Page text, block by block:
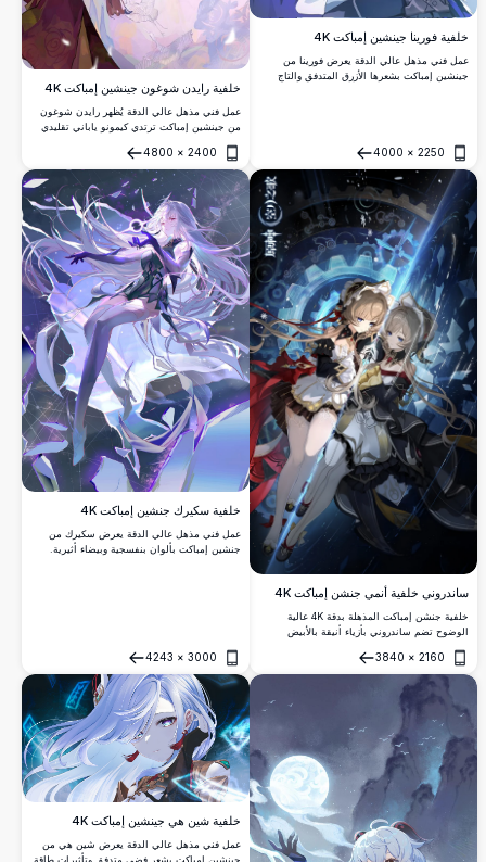
خلفية فورينا جينشين إمباكت 4K
عمل فني مذهل عالي الدقة يعرض فورينا من
جينشين إمباكت بشعرها الأزرق المتدفق والتاج
2250
×
4000
فتح
خلفية رايدن شوغون جينشين إمباكت 4K
عمل فني مذهل عالي الدقة يُظهر رايدن شوغون
من جينشين إمباكت ترتدي كيمونو ياباني تقليدي
الكرز الجميلة حول شخصيتها الأنيقة، مما يخلق
جواً هادئاً وصوفياً مثالي لعشاق الأنمي.
2400
×
4800
فتح
ساندروني خلفية أنمي جنشن إمباكت 4K
خلفية جنشن إمباكت المذهلة بدقة 4K عالية
الوضوح تضم ساندروني بأزياء أنيقة بالأبيض
والأسود، محاطة بتروس متوهجة وبلورات جليدية
وخلفية نجومية درامية رائعة. مثالية لمحبي الأنمي
ولاعبي جنشن.
2160
×
3840
فتح
خلفية سكيرك جنشين إمباكت 4K
عمل فني مذهل عالي الدقة يعرض سكيرك من
جنشين إمباكت بألوان بنفسجية وبيضاء أثيرية.
3000
×
4243
فتح
خلفية شين هي جينشين إمباكت 4K
عمل فني مذهل عالي الدقة يعرض شين هي من